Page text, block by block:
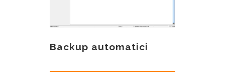
Backup automatici